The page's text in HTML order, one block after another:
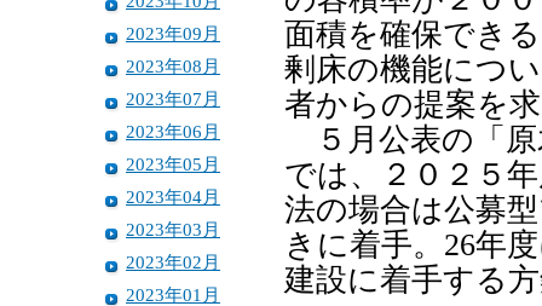
2023年09月
2023年08月
2023年07月
2023年06月
2023年05月
2023年04月
2023年03月
2023年02月
2023年01月
面積を確保でき
剰床の機能につ
者からの提案を
５月公表の「原
では、２０２５
法の場合は公募
きに着手。26年
建設に着手する